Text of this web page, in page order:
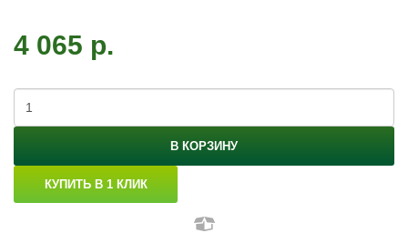
4 065 р.
В КОРЗИНУ
КУПИТЬ В 1 КЛИК